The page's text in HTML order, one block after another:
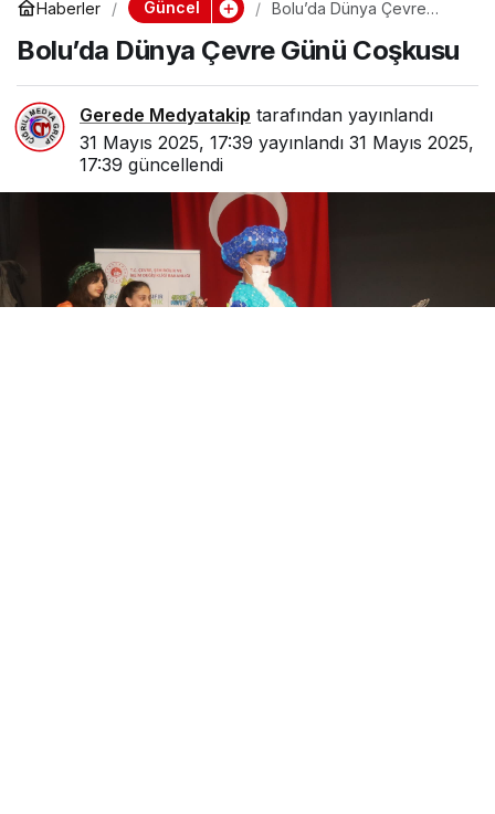
Haberler Güncel
Bolu’da Dünya Çevre
Bolu’da Dünya Çevre Günü Coşkusu
Gerede Medyatakip tarafından yayınlandı
31 Mayıs 2025, 17:39 yayınlandı 31 Mayıs 2025,
17:39 güncellendi